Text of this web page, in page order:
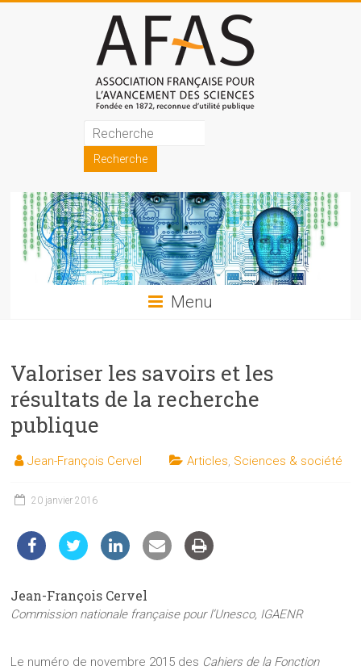
Association
française
pour
l'avancement
des
sciences
les
sciences
et
les
auprès
public
Menu
Valoriser les savoirs et les
résultats de la recherche
publique
Jean-François Cervel Articles Sciences & société
20 janvier 2016
Jean-François Cervel
Commission nationale française pour l’Unesco, IGAENR
Le numéro de novembre 2015 des Cahiers de la Fonction